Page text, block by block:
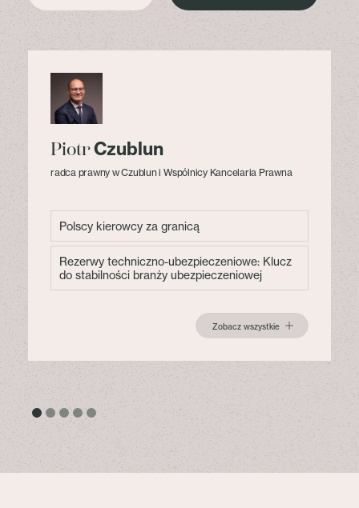
PiotrCzublun
radca prawny w Czublun i Wspólnicy Kancelaria Prawna
Polscy kierowcy za granicą
Rezerwy techniczno-ubezpieczeniowe: Klucz
do stabilności branży ubezpieczeniowej
Zobacz wszystkie